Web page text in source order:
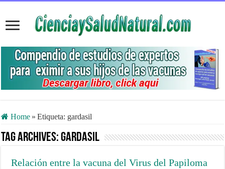
Home » Etiqueta: gardasil
Tag Archives:gardasil
Relación entre la vacuna del Virus del Papiloma